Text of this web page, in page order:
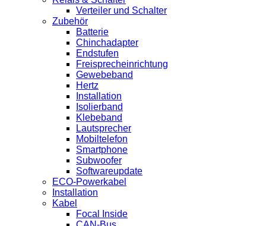
Verteiler und Schalter
Zubehör
Batterie
Chinchadapter
Endstufen
Freisprecheinrichtung
Gewebeband
Hertz
Installation
Isolierband
Klebeband
Lautsprecher
Mobiltelefon
Smartphone
Subwoofer
Softwareupdate
ECO-Powerkabel
Installation
Kabel
Focal Inside